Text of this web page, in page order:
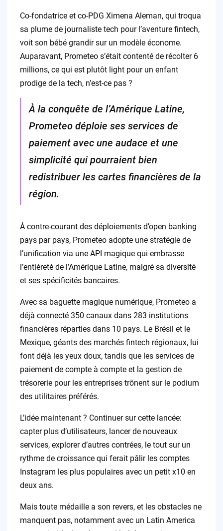
Co-fondatrice et co-PDG Ximena Aleman, qui troqua
sa plume de journaliste tech pour l’aventure fintech,
voit son bébé grandir sur un modèle économe.
Auparavant, Prometeo s’était contenté de récolter 6
millions, ce qui est plutôt light pour un enfant
prodige de la tech, n’est-ce pas ?
À la conquête de l’Amérique Latine,
Prometeo déploie ses services de
paiement avec une audace et une
simplicité qui pourraient bien
redistribuer les cartes financières de la
région.
À contre-courant des déploiements d’open banking
pays par pays, Prometeo adopte une stratégie de
l’unification via une API magique qui embrasse
l’entièreté de l’Amérique Latine, malgré sa diversité
et ses spécificités bancaires.
Avec sa baguette magique numérique, Prometeo a
déjà connecté 350 canaux dans 283 institutions
financières réparties dans 10 pays. Le Brésil et le
Mexique, géants des marchés fintech régionaux, lui
font déjà les yeux doux, tandis que les services de
paiement de compte à compte et la gestion de
trésorerie pour les entreprises trônent sur le podium
des utilitaires préférés.
L’idée maintenant ? Continuer sur cette lancée:
capter plus d’utilisateurs, lancer de nouveaux
services, explorer d’autres contrées, le tout sur un
rythme de croissance qui ferait pâlir les comptes
Instagram les plus populaires avec un petit x10 en
deux ans.
Mais toute médaille a son revers, et les obstacles ne
manquent pas, notamment avec un Latin America